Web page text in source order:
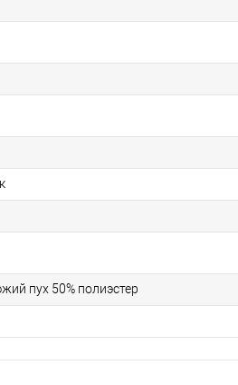
пух 50% полиэстер